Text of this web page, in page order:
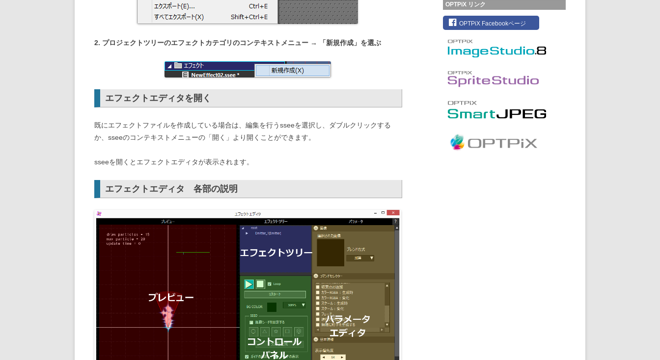
2. プロジェクトツリーのエフェクトカテゴリのコンテキストメニュー → 「新規作成」を選ぶ
エフェクトエディタを開く
既にエフェクトファイルを作成している場合は、編集を行うsseeを選択し、ダブルクリックする
か、sseeのコンテキストメニューの「開く」より開くことができます。
sseeを開くとエフェクトエディタが表示されます。
エフェクトエディタ 各部の説明
OPTPiX リンク
OPTPiX Facebookページ